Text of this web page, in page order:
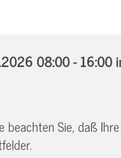
08:00 - 16:00
Sie, daß